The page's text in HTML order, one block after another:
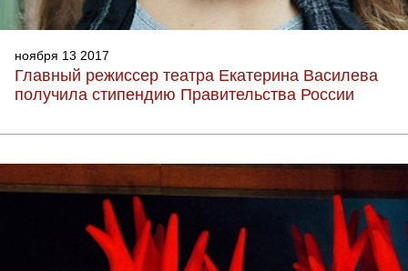
ноября 13 2017
Главный режиссер театра Екатерина Василева
получила стипендию Правительства России